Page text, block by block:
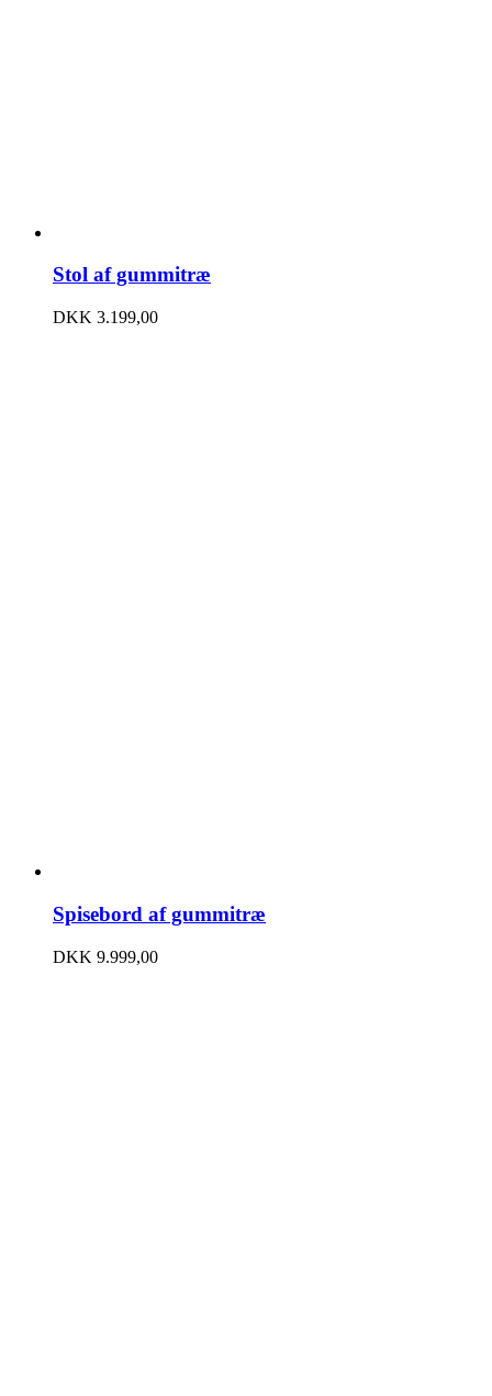
Stol af gummitræ
DKK 3.199,00
Spisebord af gummitræ
DKK 9.999,00